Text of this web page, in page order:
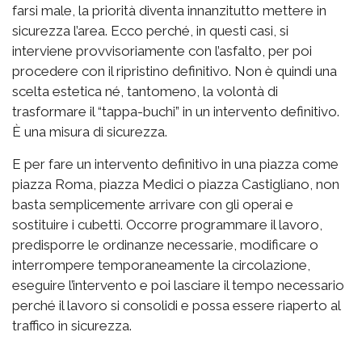
farsi male, la priorità diventa innanzitutto mettere in
sicurezza l’area. Ecco perché, in questi casi, si
interviene provvisoriamente con l’asfalto, per poi
procedere con il ripristino definitivo. Non è quindi una
scelta estetica né, tantomeno, la volontà di
trasformare il “tappa-buchi” in un intervento definitivo.
È una misura di sicurezza.
E per fare un intervento definitivo in una piazza come
piazza Roma, piazza Medici o piazza Castigliano, non
basta semplicemente arrivare con gli operai e
sostituire i cubetti. Occorre programmare il lavoro,
predisporre le ordinanze necessarie, modificare o
interrompere temporaneamente la circolazione,
eseguire l’intervento e poi lasciare il tempo necessario
perché il lavoro si consolidi e possa essere riaperto al
traffico in sicurezza.